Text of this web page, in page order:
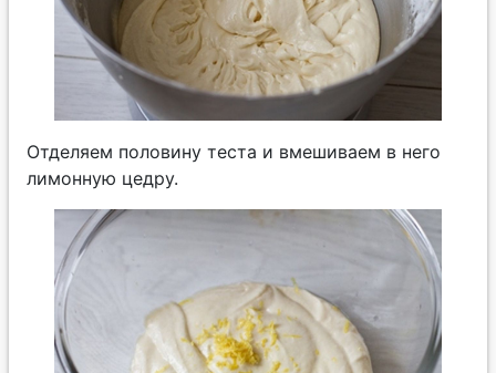
Отделяем половину теста и вмешиваем в него
лимонную цедру.